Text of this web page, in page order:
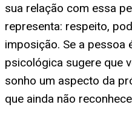
sua relação com essa
representa: respeito,
imposição. Se a pessoa
psicológica sugere que
sonho um aspecto da
que ainda não